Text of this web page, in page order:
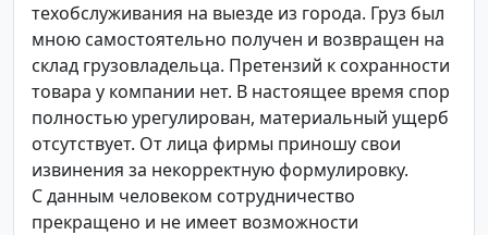
техобслуживания на выезде из города. Груз был
мною самостоятельно получен и возвращен на
склад грузовладельца. Претензий к сохранности
товара у компании нет. В настоящее время спор
полностью урегулирован, материальный ущерб
отсутствует. От лица фирмы приношу свои
извинения за некорректную формулировку.
С данным человеком сотрудничество
прекращено и не имеет возможности